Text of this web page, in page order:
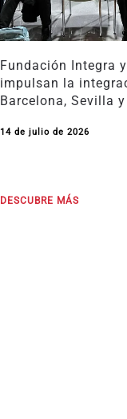
Fundación Integra
impulsan la
Barcelona, Sevilla
14 de julio de 2026
DESCUBRE MÁS